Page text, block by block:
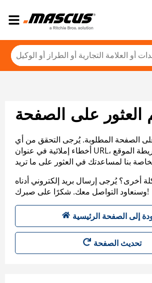
العثور على الصفحة
الصفحة المطلوبة. يُرجى التحقق من أي
أخطاء إملائية في عنوان URL، أو عرض خريطة الموقع
أخرى؟ يُرجى إرسال بريد إلكتروني أدناه
وسنعاود التواصل معك. شكرًا على صبرك!
إلى الصفحة الرئيسية
تحديث الصفحة